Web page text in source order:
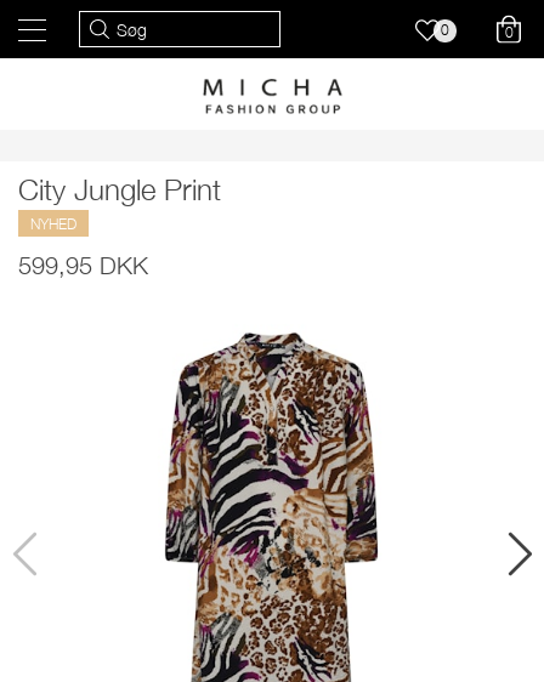
0 0
City Jungle Print
NYHED
599,95 DKK